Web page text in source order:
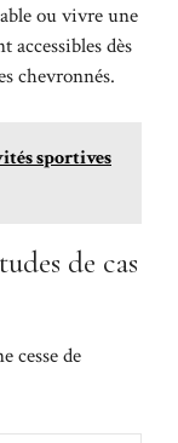
ou vivre une
accessibles dès
chevronnés.
sportives
de cas
cesse de